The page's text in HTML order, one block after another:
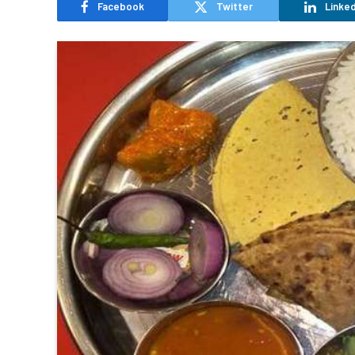
Facebook Twitter